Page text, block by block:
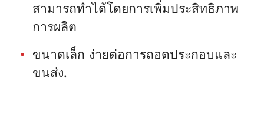
สามารถทำได้โดยการเพิ่มประสิทธิภาพ
การผลิต
ขนาดเล็ก ง่ายต่อการถอดประกอบและ
ขนส่ง.